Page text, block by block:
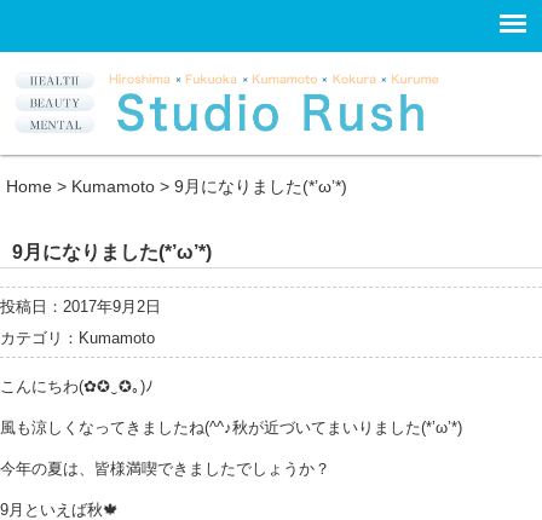
Home > Kumamoto > 9月になりました(*’ω’*)
9月になりました(*’ω’*)
投稿日：2017年9月2日
カテゴリ： Kumamoto
こんにちわ(✿✪‿✪｡)ﾉ
風も涼しくなってきましたね(^^♪秋が近づいてまいりました(*’ω’*)
今年の夏は、皆様満喫できましたでしょうか？
9月といえば秋🍁